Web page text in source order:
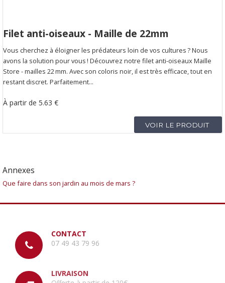
Filet anti-oiseaux - Maille de 22mm
Vous cherchez à éloigner les prédateurs loin de vos cultures ? Nous
avons la solution pour vous ! Découvrez notre filet anti-oiseaux Maille
Store - mailles 22 mm. Avec son coloris noir, il est très efficace, tout en
restant discret. Parfaitement...
À partir de 5.63 €
VOIR LE PRODUIT
Annexes
Que faire dans son jardin au mois de mars ?
CONTACT
07 49 43 79 96
LIVRAISON